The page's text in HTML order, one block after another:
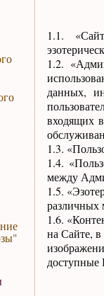
1.1.
1.2.
данных,
входящих
1.3.
1.4.
между
1.5.
различных
1.6.
на Сайте,
доступные